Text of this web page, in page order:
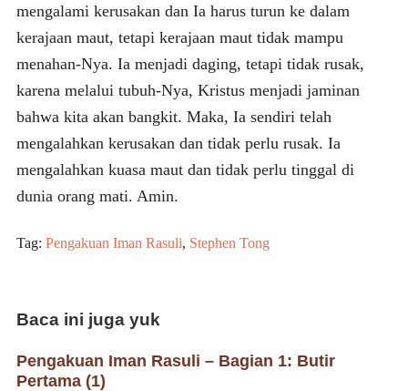
mengalami kerusakan dan Ia harus turun ke dalam
kerajaan maut, tetapi kerajaan maut tidak mampu
menahan-Nya. Ia menjadi daging, tetapi tidak rusak,
karena melalui tubuh-Nya, Kristus menjadi jaminan
bahwa kita akan bangkit. Maka, Ia sendiri telah
mengalahkan kerusakan dan tidak perlu rusak. Ia
mengalahkan kuasa maut dan tidak perlu tinggal di
dunia orang mati. Amin.
Tag: Pengakuan Iman Rasuli, Stephen Tong
Baca ini juga yuk
Pengakuan Iman Rasuli – Bagian 1: Butir
Pertama (1)